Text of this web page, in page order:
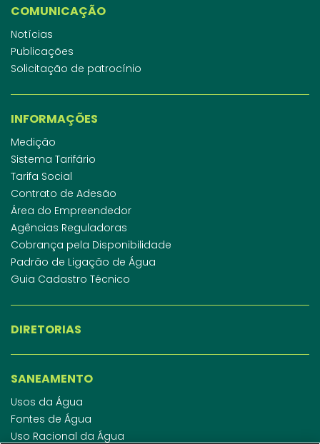
COMUNICAÇÃO
Notícias
Publicações
Solicitação de patrocínio
INFORMAÇÕES
Medição
Sistema Tarifário
Tarifa Social
Contrato de Adesão
Área do Empreendedor
Agências Reguladoras
Cobrança pela Disponibilidade
Padrão de Ligação de Água
Guia Cadastro Técnico
DIRETORIAS
SANEAMENTO
Usos da Água
Fontes de Água
Uso Racional da Água